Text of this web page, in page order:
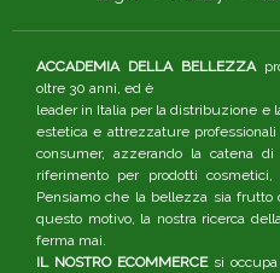
ACCADEMIA DELLA BELLEZZA
oltre 30 anni, ed è
leader in Italia per la distribuzione e
estetica e attrezzature
consumer, azzerando la catena
riferimento per prodotti
Pensiamo che la bellezza sia frutto
questo motivo, la nostra ricerca
ferma mai.
IL NOSTRO ECOMMERCEsi occupa